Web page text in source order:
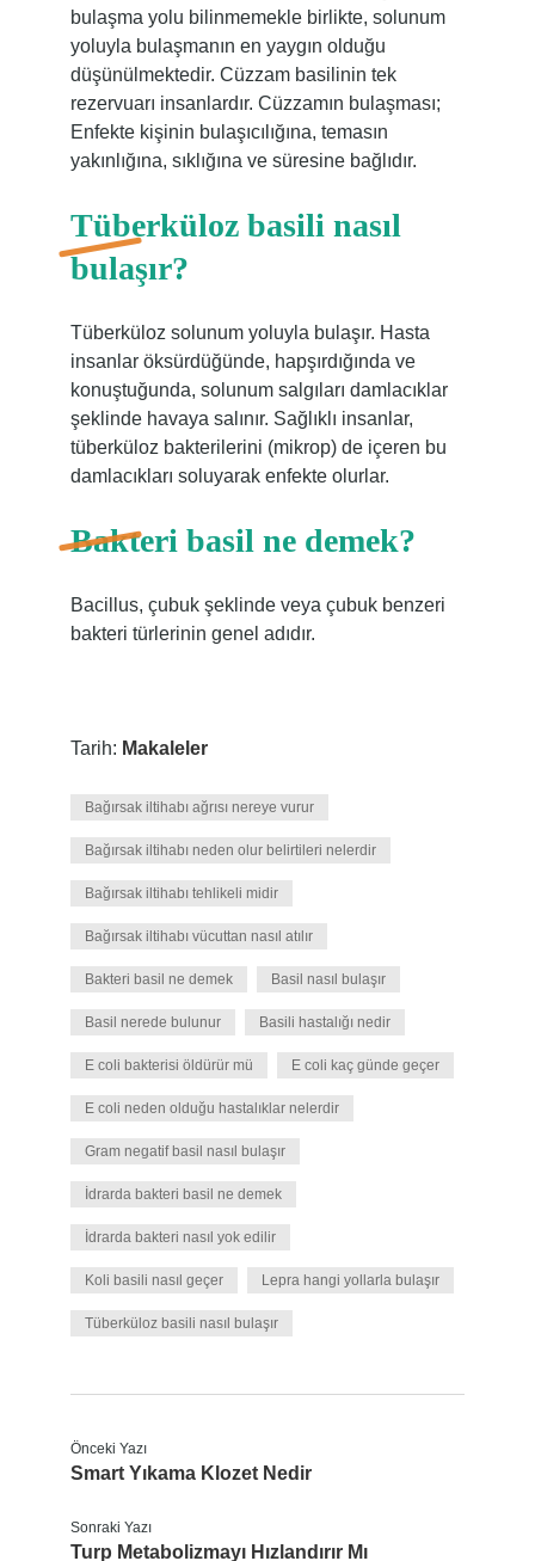
bulaşma yolu bilinmemekle birlikte, solunum
yoluyla bulaşmanın en yaygın olduğu
düşünülmektedir. Cüzzam basilinin tek
rezervuarı insanlardır. Cüzzamın bulaşması;
Enfekte kişinin bulaşıcılığına, temasın
yakınlığına, sıklığına ve süresine bağlıdır.
Tüberküloz basili nasıl
bulaşır?
Tüberküloz solunum yoluyla bulaşır. Hasta
insanlar öksürdüğünde, hapşırdığında ve
konuştuğunda, solunum salgıları damlacıklar
şeklinde havaya salınır. Sağlıklı insanlar,
tüberküloz bakterilerini (mikrop) de içeren bu
damlacıkları soluyarak enfekte olurlar.
Bakteri basil ne demek?
Bacillus, çubuk şeklinde veya çubuk benzeri
bakteri türlerinin genel adıdır.
Tarih: Makaleler
Bağırsak iltihabı ağrısı nereye vurur
Bağırsak iltihabı neden olur belirtileri nelerdir
Bağırsak iltihabı tehlikeli midir
Bağırsak iltihabı vücuttan nasıl atılır
Bakteri basil ne demek Basil nasıl bulaşır
Basil nerede bulunur Basili hastalığı nedir
E coli bakterisi öldürür mü E coli kaç günde geçer
E coli neden olduğu hastalıklar nelerdir
Gram negatif basil nasıl bulaşır
İdrarda bakteri basil ne demek
İdrarda bakteri nasıl yok edilir
Koli basili nasıl geçer Lepra hangi yollarla bulaşır
Tüberküloz basili nasıl bulaşır
Önceki Yazı
Smart Yıkama Klozet Nedir
Sonraki Yazı
Turp Metabolizmayı Hızlandırır Mı